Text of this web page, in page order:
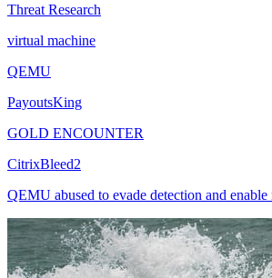
Threat Research
virtual machine
QEMU
PayoutsKing
GOLD ENCOUNTER
CitrixBleed2
QEMU abused to evade detection and